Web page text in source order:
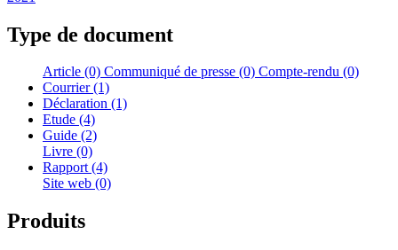
Type de document
Article (0) Communiqué de presse (0) Compte-rendu (0)
Courrier (1)
Déclaration (1)
Etude (4)
Guide (2)
Livre (0)
Rapport (4)
Site web (0)
Produits